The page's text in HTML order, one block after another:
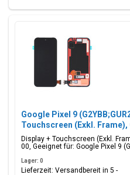
Google Pixel 9
Touchscreen (Exkl. Frame),
01288-00
Display + Touchscreen (Exkl.
00, Geeignet für: Google Pixel 9
Lager: 0
Lieferzeit: Versandbereit in 5 -